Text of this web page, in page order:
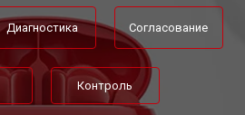
Диагностика Согласование
Контроль